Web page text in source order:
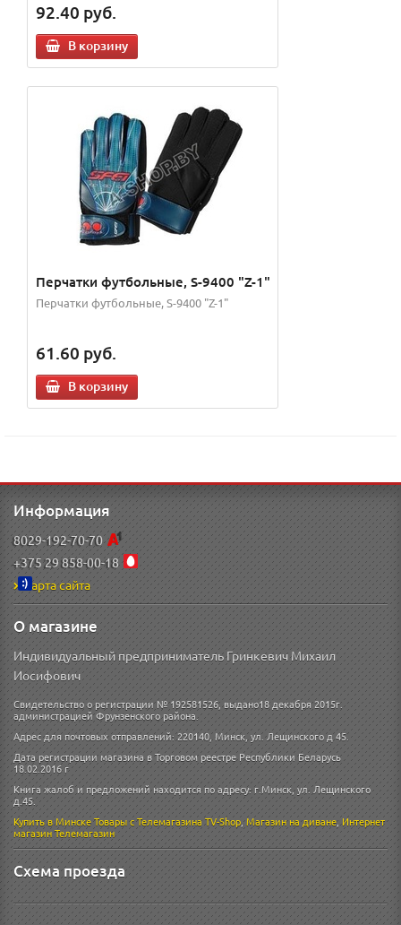
92.40 руб.
В корзину
Перчатки футбольные, S-9400 "Z-1"
Перчатки футбольные, S-9400 "Z-1"
61.60 руб.
В корзину
Информация
8029-192-70-70
+375 29 858-00-18
Карта сайта
О магазине
Индивидуальный предприниматель Гринкевич Михаил
Иосифович
Свидетельство о регистрации № 192581526, выдано18 декабря 2015г.
администрацией Фрунзенского района.
Адрес для почтовых отправлений: 220140, Минск, ул. Лещинского д 45.
Дата регистрации магазина в Торговом реестре Республики Беларусь
18.02.2016 г
Книга жалоб и предложений находится по адресу: г.Минск, ул. Лещинского
д.45.
Купить в МинскеТовары с Телемагазина TV-Shop,Магазин на диване,Интернет
магазинТелемагазин
Схема проезда